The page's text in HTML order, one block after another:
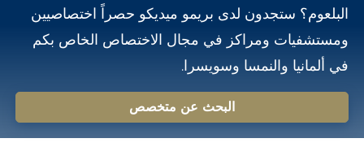
البلعوم؟ ستجدون لدى بريمو ميديكو حصراً اختصاصيين
ومستشفيات ومراكز في مجال الاختصاص الخاص بكم
في ألمانيا والنمسا وسويسرا.
البحث عن متخصص